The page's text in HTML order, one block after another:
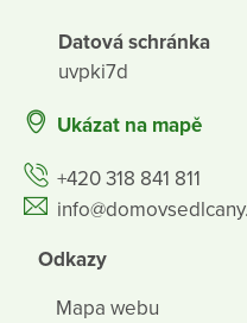
Datová schránka
uvpki7d
Ukázat na mapě
+420 318 841 811
Odkazy
Mapa webu